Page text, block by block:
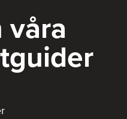
våra